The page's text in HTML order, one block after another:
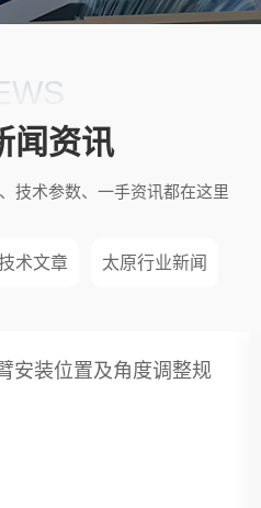
闻资讯
技术参数、一手资讯都在这里
术文章 太原行业新闻
安装位置及角度调整规